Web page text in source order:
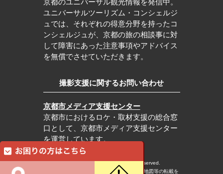
京都のユニバーサル観光情報を発信中。
ユニバーサルツーリズム・コンシェルジ
ュでは、それぞれの得意分野を持ったコ
ンシェルジュが、京都の旅の相談事に対
して障害にあった注意事項やアドバイス
を無償でさせていただきます。
撮影支援に関するお問い合わせ
京都市メディア支援センター
京都市におけるロケ・取材支援の総合窓
口として、京都市メディア支援センター
を運営しています。
c Kyoto City Tourism Association All rights reserved.
※本ホームページの内容・写真・イラスト・地図等の転載を